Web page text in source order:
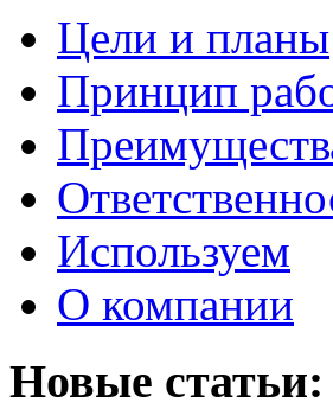
Цели и планы
Принцип
Используем
О компании
Новые статьи: